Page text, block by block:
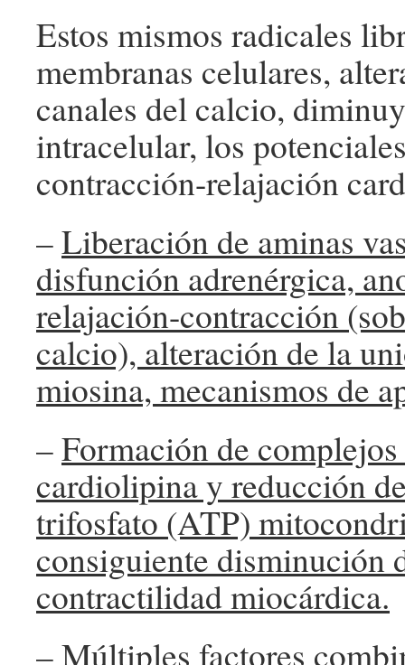
Estos mismos radicales
membranas celulares,
canales del calcio,
intracelular, los
contracción-relajación
–Liberación de aminas
disfunción adrenérgica,
relajación-contracción
calcio), alteración de la
miosina, mecanismos de
–Formación de
cardiolipina y reducción
trifosfato (ATP)
consiguiente disminución
contractilidad miocárdica.
– Múltiples factores